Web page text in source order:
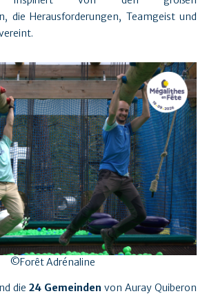
die Herausforderungen, Teamgeist und
©Forêt Adrénaline
die 24 Gemeinden von Auray Quiberon